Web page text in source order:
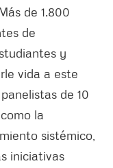
de 1.800
de
y
vida a este
de 10
la
sistémico,
iniciativas